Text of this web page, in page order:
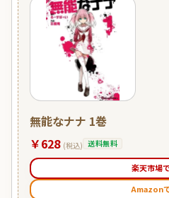
無能なナナ 1巻
￥628 (税込) 送料無料
楽天市場
Amazon